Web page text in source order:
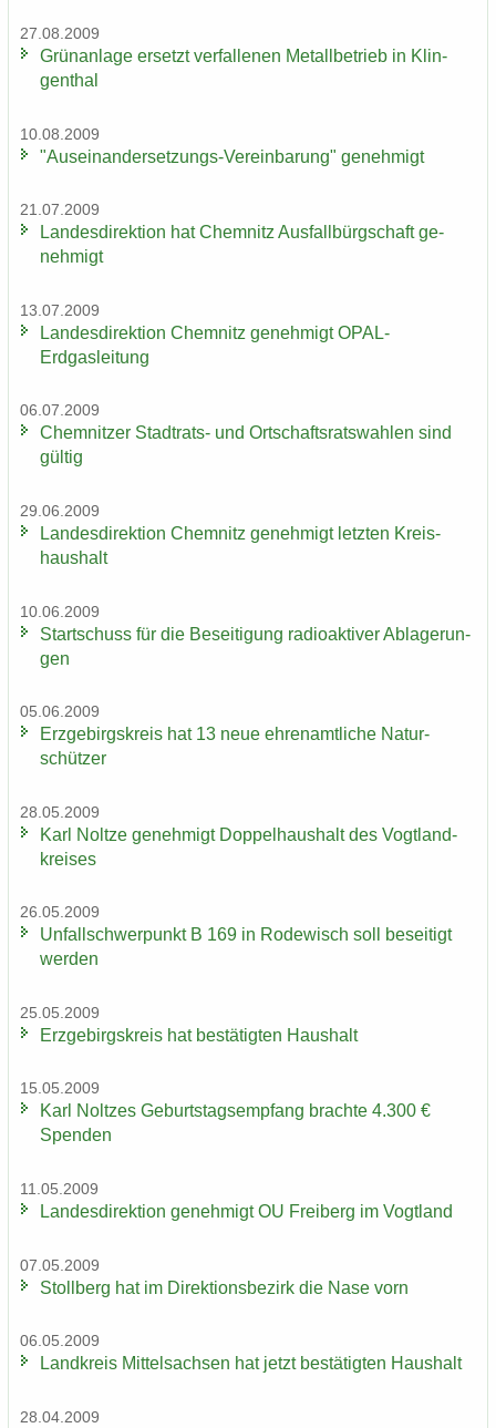
27.08.2009
Grün­an­la­ge er­setzt ver­fal­le­nen Me­tall­be­trieb in Klin­
gen­thal
10.08.2009
"Auseinandersetzungs-​Vereinbarung" ge­neh­migt
21.07.2009
Lan­des­di­rek­ti­on hat Chem­nitz Aus­fall­bürg­schaft ge­
neh­migt
13.07.2009
Lan­des­di­rek­ti­on Chem­nitz ge­neh­migt OPAL-​
Erdgasleitung
06.07.2009
Chem­nit­zer Stadtrats-​ und Ort­schafts­rats­wah­len sind
gül­tig
29.06.2009
Lan­des­di­rek­ti­on Chem­nitz ge­neh­migt letz­ten Kreis­
haus­halt
10.06.2009
Start­schuss für die Be­sei­ti­gung ra­dio­ak­ti­ver Ab­la­ge­run­
gen
05.06.2009
Erz­ge­birgs­kreis hat 13 neue eh­ren­amt­li­che Na­tur­
schüt­zer
28.05.2009
Karl Nolt­ze ge­neh­migt Dop­pel­haus­halt des Vogt­land­
krei­ses
26.05.2009
Un­fall­schwer­punkt B 169 in Ro­de­wisch soll be­sei­tigt
wer­den
25.05.2009
Erz­ge­birgs­kreis hat be­stä­tig­ten Haus­halt
15.05.2009
Karl Nolt­zes Ge­burts­tags­emp­fang brach­te 4.300 €
Spen­den
11.05.2009
Lan­des­di­rek­ti­on ge­neh­migt OU Frei­berg im Vogt­land
07.05.2009
Stoll­berg hat im Di­rek­ti­ons­be­zirk die Nase vorn
06.05.2009
Land­kreis Mit­tel­sach­sen hat jetzt be­stä­tig­ten Haus­halt
28.04.2009